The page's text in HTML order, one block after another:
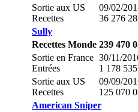
Sortie aux US
Recettes
09/02/
36 276
Sully
Recettes Monde 239 470
Sortie en France
Entrées
30/11/
1 178 535
Sortie aux US
Recettes
09/09/
125 070
American Sniper